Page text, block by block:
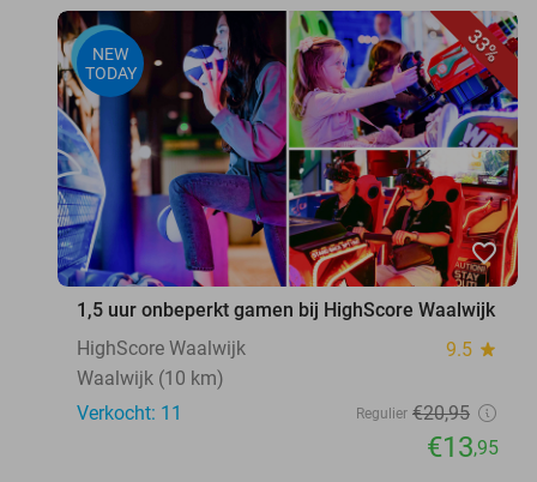
33%
NEW
TODAY
favorite_border
1,5 uur onbeperkt gamen bij HighScore Waalwijk
HighScore Waalwijk
9.5 star
Waalwijk (10 km)
Verkocht: 11
Regulier €20,95
€13,95